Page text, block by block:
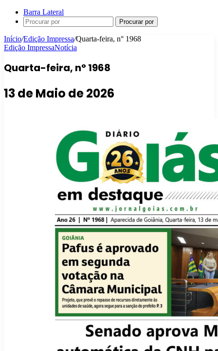
Barra Lateral
Procurar por
Início/Edição Impressa/Quarta-feira, n° 1968
Edição ImpressaNotícia
Quarta-feira, n° 1968
13 de Maio de 2026